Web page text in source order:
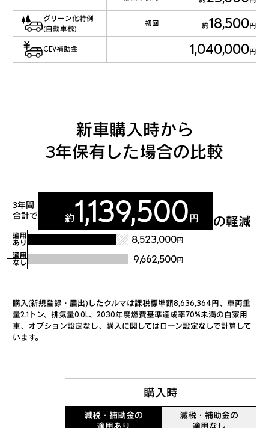
グリーン化特例
(自動車税)
初回 約18,500円
CEV補助金 1,040,000円
新車購入時から
3年保有した場合の比較
3年間
合計で
約1,139,500円 の軽減
適用
あり
8,523,000円
適用
なし
9,662,500円
購入(新規登録・届出)したクルマは課税標準額8,636,364円、車両重
量2.1トン、排気量0.0L、2030年度燃費基準達成率70%未満の自家用
車、オプション設定なし、購入に関してはローン設定なしで計算して
います。
購入時
減税・補助金の
適用あり
減税・補助金の
適用なし